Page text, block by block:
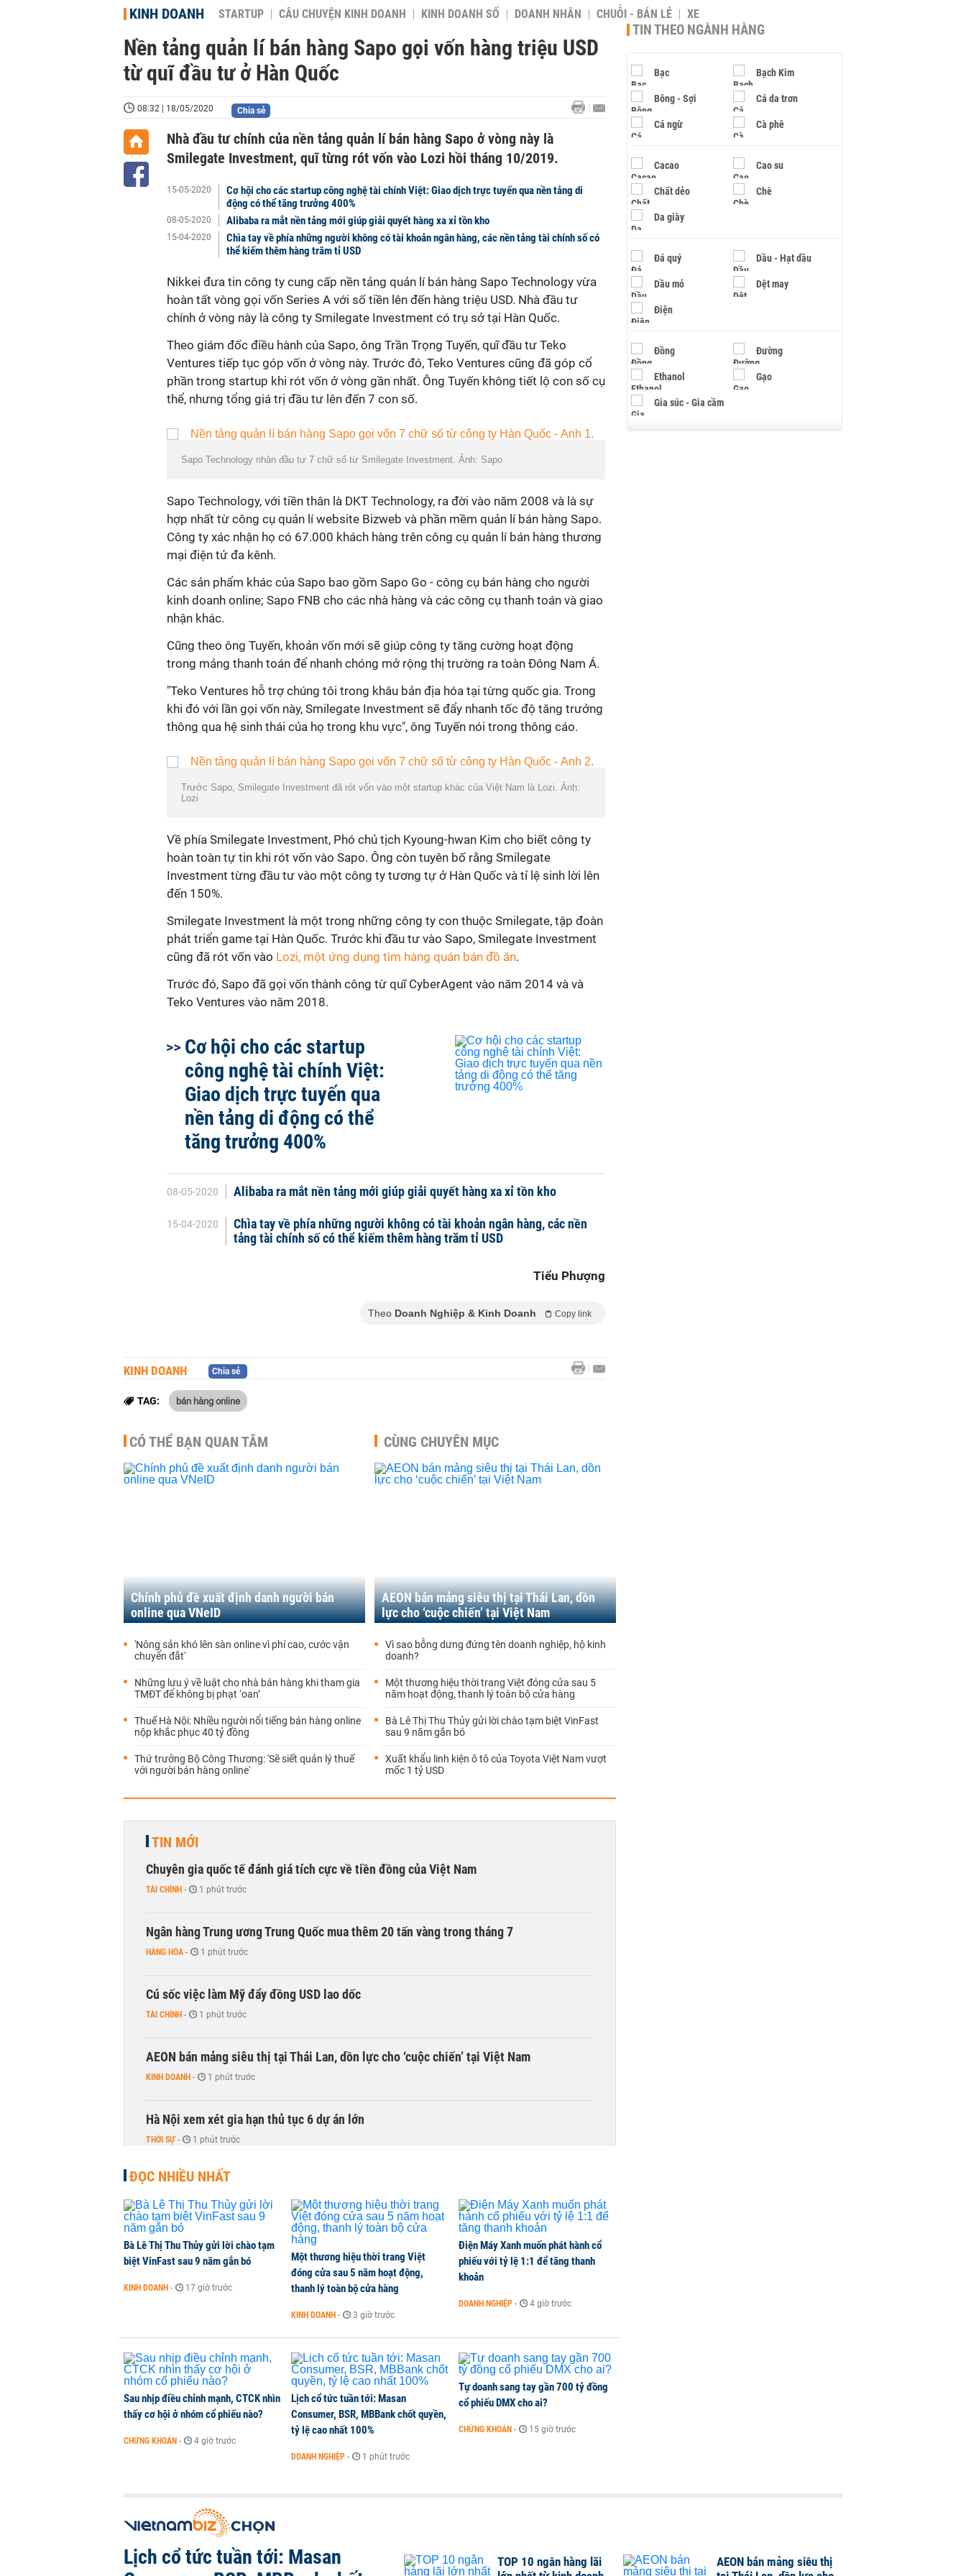
KINH DOANH STARTUP CÂU CHUYỆN KINH DOANH KINH DOANH SỐ DOANH NHÂN CHUỖI - BÁN LẺ XE
Nền tảng quản lí bán hàng Sapo gọi vốn hàng triệu USD
từ quĩ đầu tư ở Hàn Quốc
08:32 | 18/05/2020 Chia sẻ
Nhà đầu tư chính của nền tảng quản lí bán hàng Sapo ở vòng này là
Smilegate Investment, quĩ từng rót vốn vào Lozi hồi tháng 10/2019.
15-05-2020
Cơ hội cho các startup công nghệ tài chính Việt: Giao dịch trực tuyến qua nền tảng di
động có thể tăng trưởng 400%
08-05-2020 Alibaba ra mắt nền tảng mới giúp giải quyết hàng xa xỉ tồn kho
15-04-2020
Chìa tay về phía những người không có tài khoản ngân hàng, các nền tảng tài chính số có
thể kiếm thêm hàng trăm tỉ USD
Nikkei đưa tin công ty cung cấp nền tảng quản lí bán hàng Sapo Technology vừa
hoàn tất vòng gọi vốn Series A với số tiền lên đến hàng triệu USD. Nhà đầu tư
chính ở vòng này là công ty Smilegate Investment có trụ sở tại Hàn Quốc.
Theo giám đốc điều hành của Sapo, ông Trần Trọng Tuyến, quĩ đầu tư Teko
Ventures tiếp tục góp vốn ở vòng này. Trước đó, Teko Ventures cũng đã góp cổ
phần trong startup khi rót vốn ở vòng gần nhất. Ông Tuyến không tiết lộ con số cụ
thể, nhưng tổng giá trị đầu tư lên đến 7 con số.
Sapo Technology nhận đầu tư 7 chữ số từ Smilegate Investment. Ảnh: Sapo
Sapo Technology, với tiền thân là DKT Technology, ra đời vào năm 2008 và là sự
hợp nhất từ công cụ quản lí website Bizweb và phần mềm quản lí bán hàng Sapo.
Công ty xác nhận họ có 67.000 khách hàng trên công cụ quản lí bán hàng thương
mại điện tử đa kênh.
Các sản phẩm khác của Sapo bao gồm Sapo Go - công cụ bán hàng cho người
kinh doanh online; Sapo FNB cho các nhà hàng và các công cụ thanh toán và giao
nhận khác.
Cũng theo ông Tuyến, khoản vốn mới sẽ giúp công ty tăng cường hoạt động
trong mảng thanh toán để nhanh chóng mở rộng thị trường ra toàn Đông Nam Á.
"Teko Ventures hỗ trợ chúng tôi trong khâu bản địa hóa tại từng quốc gia. Trong
khi đó với lần gọi vốn này, Smilegate Investment sẽ đẩy nhanh tốc độ tăng trưởng
thông qua hệ sinh thái của họ trong khu vực", ông Tuyến nói trong thông cáo.
Trước Sapo, Smilegate Investment đã rót vốn vào một startup khác của Việt Nam là Lozi. Ảnh:
Lozi
Về phía Smilegate Investment, Phó chủ tịch Kyoung-hwan Kim cho biết công ty
hoàn toàn tự tin khi rót vốn vào Sapo. Ông còn tuyên bố rằng Smilegate
Investment từng đầu tư vào một công ty tương tự ở Hàn Quốc và tỉ lệ sinh lời lên
đến 150%.
Smilegate Investment là một trong những công ty con thuộc Smilegate, tập đoàn
phát triển game tại Hàn Quốc. Trước khi đầu tư vào Sapo, Smilegate Investment
cũng đã rót vốn vào Lozi, một ứng dụng tìm hàng quán bán đồ ăn.
Trước đó, Sapo đã gọi vốn thành công từ quĩ CyberAgent vào năm 2014 và và
Teko Ventures vào năm 2018.
Cơ hội cho các startup
công nghệ tài chính Việt:
Giao dịch trực tuyến qua
nền tảng di động có thể
tăng trưởng 400%
08-05-2020 Alibaba ra mắt nền tảng mới giúp giải quyết hàng xa xỉ tồn kho
15-04-2020
Chìa tay về phía những người không có tài khoản ngân hàng, các nền
tảng tài chính số có thể kiếm thêm hàng trăm tỉ USD
Tiểu Phượng
Theo Doanh Nghiệp & Kinh Doanh Copy link
KINH DOANH Chia sẻ
TAG: bán hàng online
CÓ THỂ BẠN QUAN TÂM
Chính phủ đề xuất định danh người bán
online qua VNeID
'Nông sản khó lên sàn online vì phí cao, cước vận
chuyển đắt'
Những lưu ý về luật cho nhà bán hàng khi tham gia
TMĐT để không bị phạt ‘oan’
Thuế Hà Nội: Nhiều người nổi tiếng bán hàng online
nộp khắc phục 40 tỷ đồng
Thứ trưởng Bộ Công Thương: 'Sẽ siết quản lý thuế
với người bán hàng online'
CÙNG CHUYÊN MỤC
AEON bán mảng siêu thị tại Thái Lan, dồn
lực cho ‘cuộc chiến’ tại Việt Nam
Vì sao bỗng dưng đứng tên doanh nghiệp, hộ kinh
doanh?
Một thương hiệu thời trang Việt đóng cửa sau 5
năm hoạt động, thanh lý toàn bộ cửa hàng
Bà Lê Thị Thu Thủy gửi lời chào tạm biệt VinFast
sau 9 năm gắn bó
Xuất khẩu linh kiện ô tô của Toyota Việt Nam vượt
mốc 1 tỷ USD
TIN MỚI
Chuyên gia quốc tế đánh giá tích cực về tiền đồng của Việt Nam
TÀI CHÍNH - 1 phút trước
Ngân hàng Trung ương Trung Quốc mua thêm 20 tấn vàng trong tháng 7
HÀNG HÓA - 1 phút trước
Cú sốc việc làm Mỹ đẩy đồng USD lao dốc
TÀI CHÍNH - 1 phút trước
AEON bán mảng siêu thị tại Thái Lan, dồn lực cho ‘cuộc chiến’ tại Việt Nam
KINH DOANH - 1 phút trước
Hà Nội xem xét gia hạn thủ tục 6 dự án lớn
THỜI SỰ - 1 phút trước
Lịch cổ tức tuần tới: Masan Consumer, BSR, MBBank chốt quyền, tỷ lệ cao nhất 100%
DOANH NGHIỆP - 1 phút trước
TOP 10 ngân hàng lãi lớn nhất từ kinh doanh ngoại hối nửa đầu năm 2026:
Vietcombank quán quân, ACB dẫn đầu nhóm tư nhân
Vì sao bỗng dưng đứng tên doanh nghiệp, hộ kinh doanh?
ĐỌC NHIỀU NHẤT
Bà Lê Thị Thu Thủy gửi lời chào tạm
biệt VinFast sau 9 năm gắn bó
KINH DOANH - 17 giờ trước
Một thương hiệu thời trang Việt
đóng cửa sau 5 năm hoạt động,
thanh lý toàn bộ cửa hàng
KINH DOANH - 3 giờ trước
Điện Máy Xanh muốn phát hành cổ
phiếu với tỷ lệ 1:1 để tăng thanh
khoản
DOANH NGHIỆP - 4 giờ trước
Sau nhịp điều chỉnh mạnh, CTCK nhìn
thấy cơ hội ở nhóm cổ phiếu nào?
CHỨNG KHOÁN - 4 giờ trước
Lịch cổ tức tuần tới: Masan
Consumer, BSR, MBBank chốt quyền,
tỷ lệ cao nhất 100%
DOANH NGHIỆP - 1 phút trước
Tự doanh sang tay gần 700 tỷ đồng
cổ phiếu DMX cho ai?
CHỨNG KHOÁN - 15 giờ trước
TIN THEO NGÀNH HÀNG
Bạc Bạch Kim
Bông - Sợi Cá da trơn
Cá ngừ Cà phê
Cacao Cao su
Chất dẻo Chè
Da giày
Đá quý Dầu - Hạt dầu
Dầu mỏ Dệt may
Điện
Đồng Đường
Ethanol Gạo
Gia súc - Gia cầm
Lịch cổ tức tuần tới: Masan
TOP 10 ngân hàng lãi
AEON bán mảng siêu thị